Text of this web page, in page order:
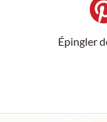
Épingler